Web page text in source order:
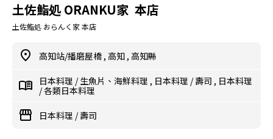
土佐鮨処 ORANKU家 本店
土佐鮨処 おらんく家 本店
高知站/播磨屋橋 , 高知 , 高知縣
日本料理 /生魚片、海鮮料理 , 日本料理 /壽司 , 日本料理
/各類日本料理
日本料理 /壽司